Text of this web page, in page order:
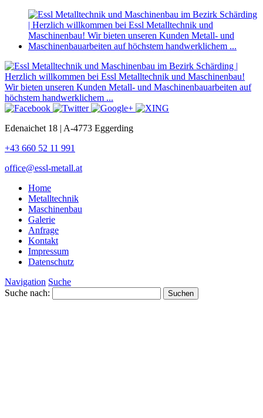
Edenaichet 18 | A-4773 Eggerding
+43 660 52 11 991
office@essl-metall.at
Home
Metalltechnik
Maschinenbau
Galerie
Anfrage
Kontakt
Impressum
Datenschutz
Navigation Suche
Suche nach: